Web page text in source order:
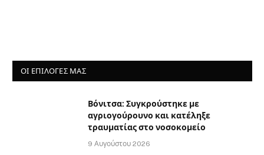
ΟΙ ΕΠΙΛΟΓΈΣ ΜΑΣ
Βόνιτσα: Συγκρούστηκε με
αγριογούρουνο και κατέληξε
τραυματίας στο νοσοκομείο
9 Αυγούστου 2026